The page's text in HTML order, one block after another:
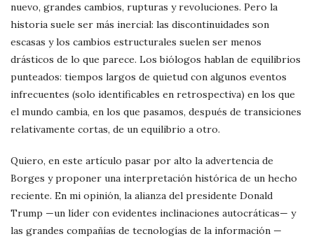
nuevo, grandes cambios, rupturas y revoluciones. Pero la
historia suele ser más inercial: las discontinuidades son
escasas y los cambios estructurales suelen ser menos
drásticos de lo que parece. Los biólogos hablan de equilibrios
punteados: tiempos largos de quietud con algunos eventos
infrecuentes (solo identificables en retrospectiva) en los que
el mundo cambia, en los que pasamos, después de transiciones
relativamente cortas, de un equilibrio a otro.
Quiero, en este artículo pasar por alto la advertencia de
Borges y proponer una interpretación histórica de un hecho
reciente. En mi opinión, la alianza del presidente Donald
Trump —un líder con evidentes inclinaciones autocráticas— y
las grandes compañías de tecnologías de la información —